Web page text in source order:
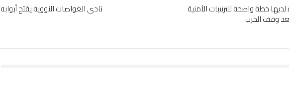
لديها خطة واضحة للترتيبات الأمنية
وقف الحرب
نادى الغواصات النووية يفتح أبوابه